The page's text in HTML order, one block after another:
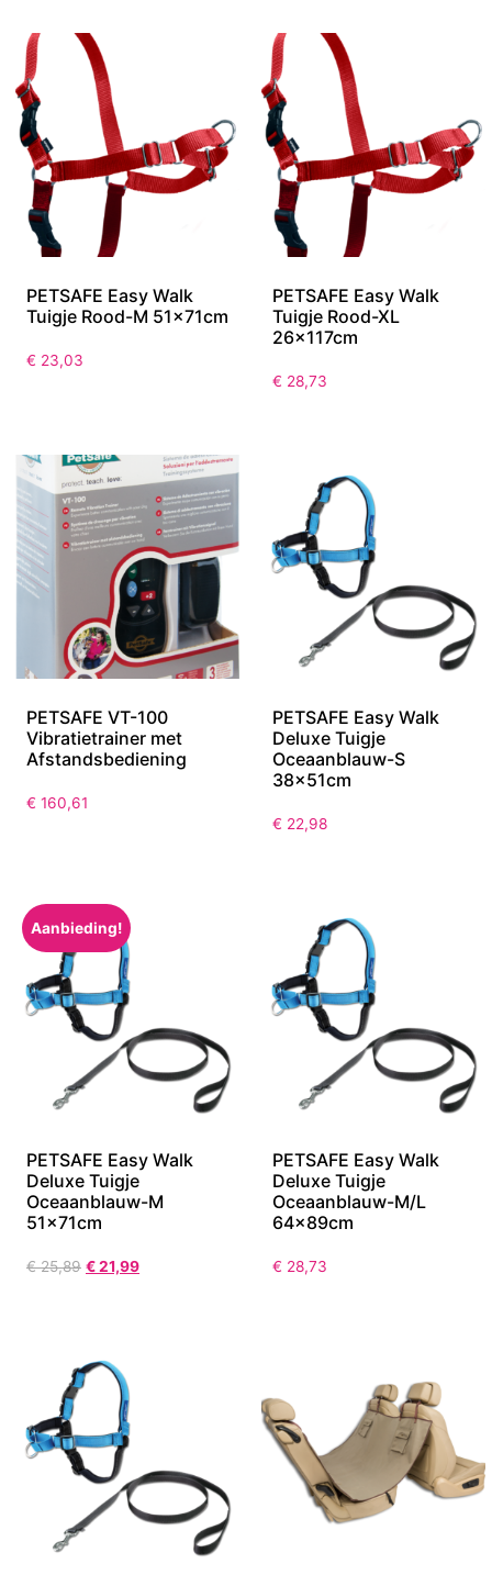
PETSAFE Easy Walk
Tuigje Rood-M 51x71cm
€ 23,03
PETSAFE Easy Walk
Tuigje Rood-XL
26x117cm
€ 28,73
PETSAFE VT-100
Vibratietrainer met
Afstandsbediening
€ 160,61
PETSAFE Easy Walk
Deluxe Tuigje
Oceaanblauw-S
38x51cm
€ 22,98
Aanbieding!
PETSAFE Easy Walk
Deluxe Tuigje
Oceaanblauw-M
51x71cm
€25,89 €21,99
PETSAFE Easy Walk
Deluxe Tuigje
Oceaanblauw-M/L
64x89cm
€ 28,73